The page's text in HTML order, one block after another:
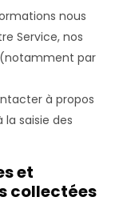
nous
Service, nos
par
à propos
saisie des
et
collectées